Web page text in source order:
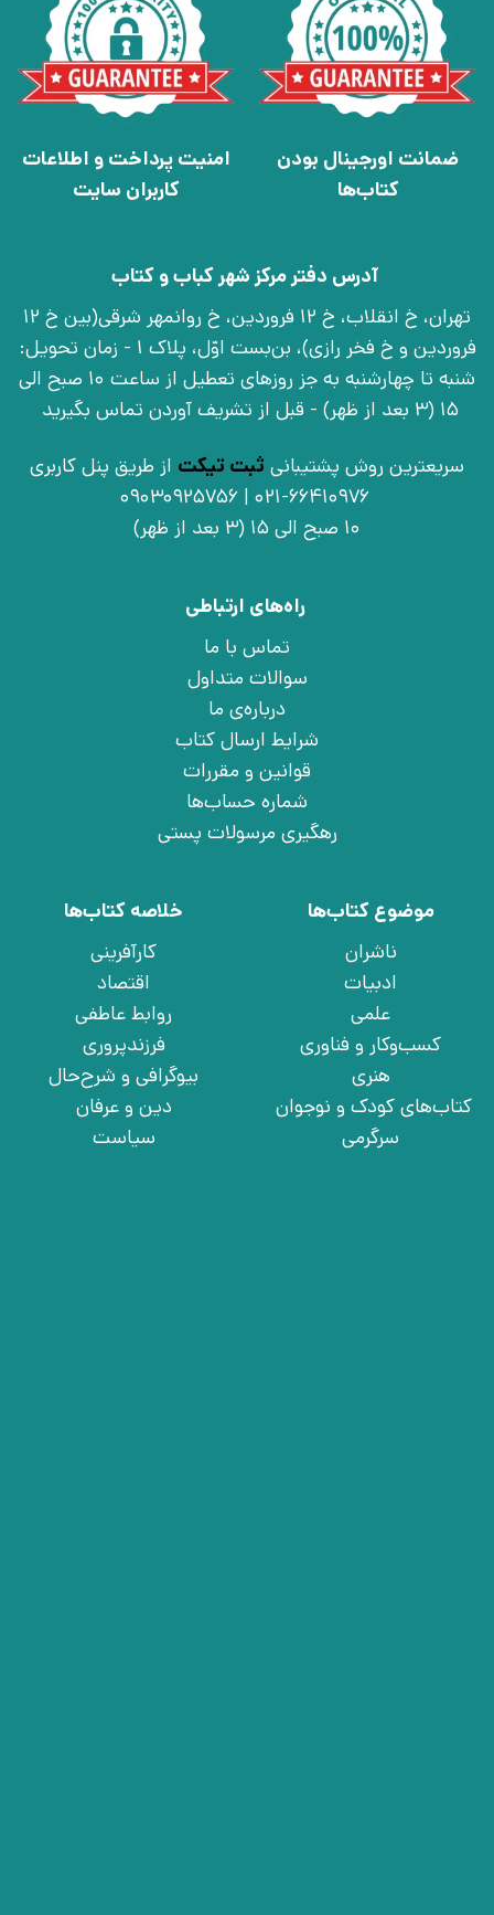
ضمانت اورجینال بودن
کتاب‌ها
امنیت پرداخت و اطلاعات
کاربران سایت
آدرس دفتر مرکز شهر کباب و کتاب
تهران، خ انقلاب، خ 12 فروردین، خ روانمهر شرقی(بین خ 12
فروردین و خ فخر رازی)، بن‌بست اوّل، پلاک 1 - زمان تحویل:
شنبه تا چهارشنبه به جز روزهای تعطیل از ساعت 10 صبح الی
15 (3 بعد از ظهر) - قبل از تشریف آوردن تماس بگیرید
سریعترین روش پشتیبانی ثبت تیکت از طریق پنل کاربری
021-66410976 | 09030925756
10 صبح الی 15 (3 بعد از ظهر)
راه‌های ارتباطی
تماس با ما
سوالات متداول
درباره‌ی ما
شرایط ارسال کتاب
قوانین و مقررات
شماره حساب‌ها
رهگیری مرسولات پستی
موضوع کتاب‌ها
ناشران
ادبیات
علمی
کسب‌وکار و فناوری
هنری
کتاب‌های کودک و نوجوان
سرگرمی
خلاصه کتاب‌ها
کارآفرینی
اقتصاد
روابط عاطفی
فرزندپروری
بیوگرافی و شرح‌حال
دین و عرفان
سیاست